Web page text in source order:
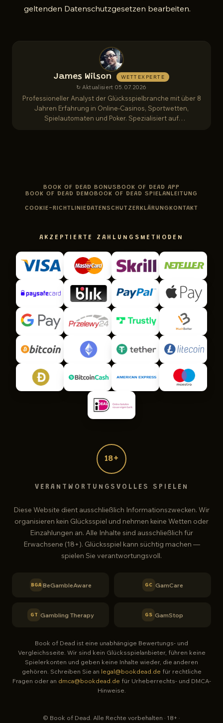
geltenden Datenschutzgesetzen bearbeiten.
James Wilson WETTEXPERTE
↻ Aktualisiert 05.07.2026
Professioneller Analyst der Glücksspielbranche mit über 8
Jahren Erfahrung in Online-Casinos, Sportwetten,
Spielautomaten und Poker. Spezialisiert auf
BOOK OF DEAD BONUSBOOK OF DEAD APP
BOOK OF DEAD DEMOBOOK OF DEAD SPIELANLEITUNG
COOKIE-RICHTLINIEDATENSCHUTZERKLÄRUNGKONTAKT
AKZEPTIERTE ZAHLUNGSMETHODEN
18+
VERANTWORTUNGSVOLLES SPIELEN
Diese Website dient ausschließlich Informationszwecken. Wir
organisieren kein Glücksspiel und nehmen keine Wetten oder
Einzahlungen an. Alle Inhalte sind ausschließlich für
Erwachsene (18+). Glücksspiel kann süchtig machen —
spielen Sie verantwortungsvoll.
BGA BeGambleAware GC GamCare
GT Gambling Therapy GS GamStop
Book of Dead ist eine unabhängige Bewertungs- und
Vergleichsseite. Wir sind kein Glücksspielanbieter, führen keine
Spielerkonten und geben keine Inhalte wieder, die anderen
gehören. Schreiben Sie an legal@bookdead.de für rechtliche
Fragen oder an dmca@bookdead.de für Urheberrechts- und DMCA-
Hinweise.
© Book of Dead. Alle Rechte vorbehalten · 18+ ·
Online — Antwort in ~1 Min.